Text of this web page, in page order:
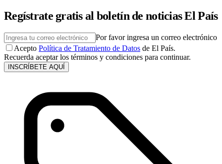
Regístrate gratis al boletín de noticias El País
Por favor ingresa un correo electrónico
Acepto Política de Tratamiento de Datos de El País.
Recuerda aceptar los términos y condiciones para continuar.
INSCRÍBETE AQUÍ